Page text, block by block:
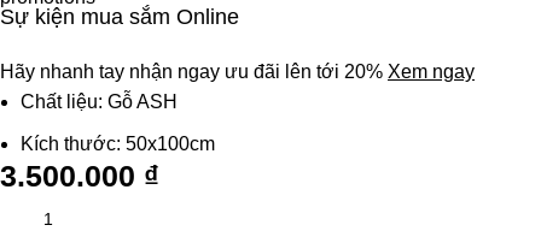
Sự kiện mua sắm Online
Hãy nhanh tay nhận ngay ưu đãi lên tới 20% Xem ngay
Chất liệu: Gỗ ASH
Kích thước: 50x100cm
3.500.000 ₫